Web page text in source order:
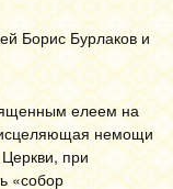
Борис Бурлаков и
елеем на
исцеляющая немощи
при
«собор